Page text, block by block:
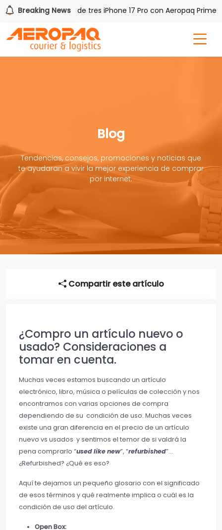
Breaking News
Gana uno de tres iPhone 17 Pro con Aeropaq Prime
Blog
Tendencias, consejos, promociones y noticias que
te ayudaran a vivir la mejor experiencia de comprar
por internet.
Compartir este artículo
¿Compro un artículo nuevo o
usado? Consideraciones a
tomar en cuenta.
Muchas veces estamos buscando un artículo
electrónico, libro, música o películas de colección y nos
encontramos con varias opciones de compra
dependiendo de su condición de uso. Muchas veces
existe una gran diferencia en el precio de un artículo
nuevo vs usados y sentimos el temor de si valdrá la
pena comprarlo “used like new”, “refurbished”…
¿Refurbished? ¿Qué es eso?
Aquí te dejamos un pequeño glosario con el significado
de esos términos y qué realmente implica o cuál es la
condición de uso del artículo.
Open Box: